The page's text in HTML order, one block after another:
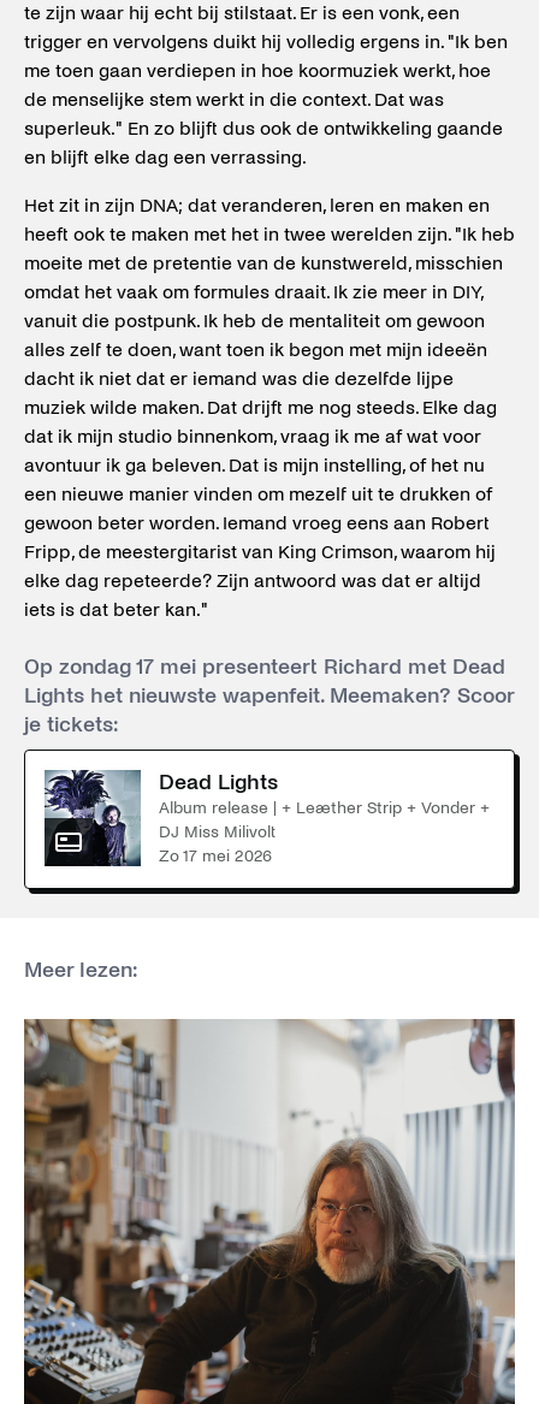
te zijn waar hij echt bij stilstaat. Er is een vonk, een
trigger en vervolgens duikt hij volledig ergens in. "Ik ben
me toen gaan verdiepen in hoe koormuziek werkt, hoe
de menselijke stem werkt in die context. Dat was
superleuk." En zo blijft dus ook de ontwikkeling gaande
en blijft elke dag een verrassing.
Het zit in zijn DNA; dat veranderen, leren en maken en
heeft ook te maken met het in twee werelden zijn. "Ik heb
moeite met de pretentie van de kunstwereld, misschien
omdat het vaak om formules draait. Ik zie meer in DIY,
vanuit die postpunk. Ik heb de mentaliteit om gewoon
alles zelf te doen, want toen ik begon met mijn ideeën
dacht ik niet dat er iemand was die dezelfde lijpe
muziek wilde maken. Dat drijft me nog steeds. Elke dag
dat ik mijn studio binnenkom, vraag ik me af wat voor
avontuur ik ga beleven. Dat is mijn instelling, of het nu
een nieuwe manier vinden om mezelf uit te drukken of
gewoon beter worden. Iemand vroeg eens aan Robert
Fripp, de meestergitarist van King Crimson, waarom hij
elke dag repeteerde? Zijn antwoord was dat er altijd
iets is dat beter kan."
Op zondag 17 mei presenteert Richard met Dead
Lights het nieuwste wapenfeit. Meemaken? Scoor
je tickets:
Dead Lights
Album release | + Leæther Strip + Vonder +
DJ Miss Milivolt
zo 17 mei 2026
Meer lezen: